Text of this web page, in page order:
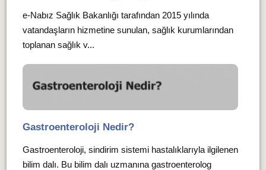
e-Nabız Sağlık Bakanlığı tarafından 2015 yılında
vatandaşların hizmetine sunulan, sağlık kurumlarından
toplanan sağlık v...
Gastroenteroloji Nedir?
Gastroenteroloji, sindirim sistemi hastalıklarıyla ilgilenen
bilim dalı. Bu bilim dalı uzmanına gastroenterolog